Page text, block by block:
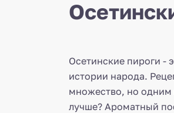
Осетинские пироги -
истории народа.
множество, но одним
лучше? Ароматный